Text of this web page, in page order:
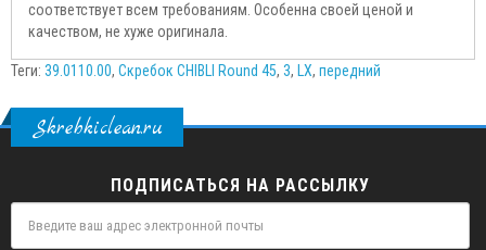
соответствует всем требованиям. Особенна своей ценой и
качеством, не хуже оригинала.
Теги: 39.0110.00, Скребок CHIBLI Round 45, 3, LX, передний
Skrebkiclean.ru
ПОДПИСАТЬСЯ НА РАССЫЛКУ